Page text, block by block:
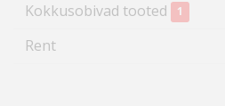
Kokkusobivad tooted
1
Rent